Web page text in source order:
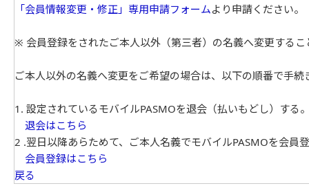
「会員情報変更・修正」専用申請フォームより申請ください。
※ 会員登録をされたご本人以外（第三者）の名義へ変更する
ご本人以外の名義へ変更をご希望の場合は、以下の順番で手続
1. 設定されているモバイルPASMOを退会（払いもどし）する
退会はこちら
2 .翌日以降あらためて、ご本人名義でモバイルPASMOを会員
会員登録はこちら
戻る